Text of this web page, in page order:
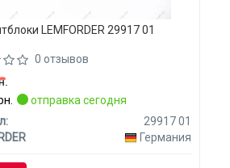
LEMFORDER 29917 01
0 отзывов
отправка сегодня
29917 01
Германия